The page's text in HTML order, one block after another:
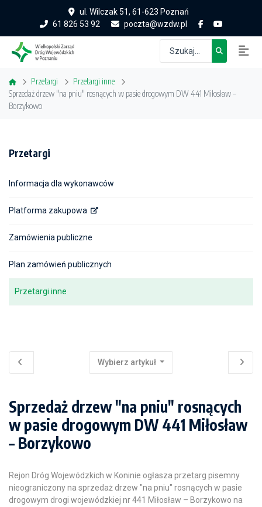
ul. Wilczak 51, 61-623 Poznań
61 826 53 92
poczta@wzdw.pl
Przetargi
Przetargi inne
Sprzedaż drzew "na pniu" rosnących w pasie drogowym DW 441 Miłosław –
Borzykowo
Przetargi
Informacja dla wykonawców
Platforma zakupowa
Zamówienia publiczne
Plan zamówień publicznych
Przetargi inne
Wybierz artykuł
Sprzedaż drzew "na pniu" rosnących
w pasie drogowym DW 441 Miłosław
– Borzykowo
Rejon Dróg Wojewódzkich w Koninie ogłasza przetarg pisemny
nieograniczony na sprzedaż drzew "na pniu" rosnących w pasie
drogowym drogi wojewódzkiej nr 441 Miłosław – Borzykowo na